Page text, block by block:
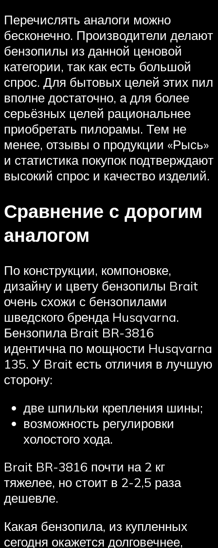
Перечислять аналоги можно
бесконечно. Производители делают
бензопилы из данной ценовой
категории, так как есть большой
спрос. Для бытовых целей этих пил
вполне достаточно, а для более
серьёзных целей рациональнее
приобретать пилорамы. Тем не
менее, отзывы о продукции «Рысь»
и статистика покупок подтверждают
высокий спрос и качество изделий.
Сравнение с дорогим
аналогом
По конструкции, компоновке,
дизайну и цвету бензопилы Brait
очень схожи с бензопилами
шведского бренда Husqvarna.
Бензопила Brait BR-3816
идентична по мощности Husqvarna
135. У Brait есть отличия в лучшую
сторону:
две шпильки крепления шины;
возможность регулировки
холостого хода.
Brait BR-3816 почти на 2 кг
тяжелее, но стоит в 2-2,5 раза
дешевле.
Какая бензопила, из купленных
сегодня окажется долговечнее,